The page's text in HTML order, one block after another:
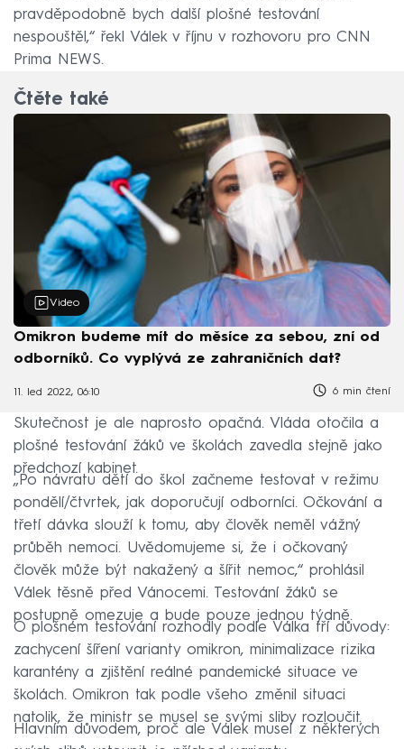
pravděpodobně bych další plošné testování
nespouštěl,“ řekl Válek v říjnu v rozhovoru pro CNN
Prima NEWS.
Čtěte také
Video
Omikron budeme mít do měsíce za sebou, zní od
odborníků. Co vyplývá ze zahraničních dat?
11. led 2022, 06:10 6 min čtení
Skutečnost je ale naprosto opačná. Vláda otočila a
plošné testování žáků ve školách zavedla stejně jako
předchozí kabinet.
„Po návratu dětí do škol začneme testovat v režimu
pondělí/čtvrtek, jak doporučují odborníci. Očkování a
třetí dávka slouží k tomu, aby člověk neměl vážný
průběh nemoci. Uvědomujeme si, že i očkovaný
člověk může být nakažený a šířit nemoc,“ prohlásil
Válek těsně před Vánocemi. Testování žáků se
postupně omezuje a bude pouze jednou týdně.
O plošném testování rozhodly podle Válka tří důvody:
zachycení šíření varianty omikron, minimalizace rizika
karantény a zjištění reálné pandemické situace ve
školách. Omikron tak podle všeho změnil situaci
natolik, že ministr se musel se svými sliby rozloučit.
Hlavním důvodem, proč ale Válek musel z některých